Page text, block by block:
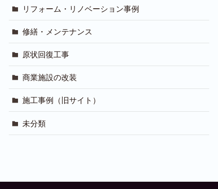
リフォーム・リノベーション事例
修繕・メンテナンス
原状回復工事
商業施設の改装
施工事例（旧サイト）
未分類